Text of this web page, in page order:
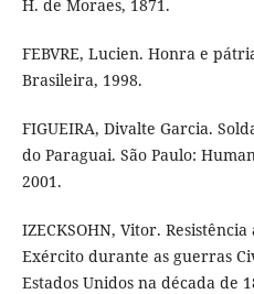
H. de Moraes, 1871.
FEBVRE, Lucien. Honra e
Brasileira, 1998.
FIGUEIRA, Divalte Garcia.
do Paraguai. São Paulo:
2001.
IZECKSOHN, Vitor.
Exército durante as guerras
Estados Unidos na década de